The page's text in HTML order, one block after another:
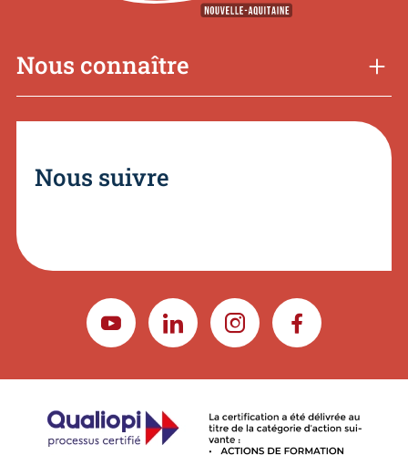
Nous connaître
Nous suivre
YOUTUBELINKEDININSTAGRAMFACEBOOK